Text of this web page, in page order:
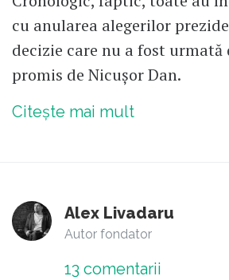
cu anularea alegerilor
decizie care nu a fost
promis de Nicușor Dan.
Citește mai mult
Alex Livadaru
Autor fondator
13 comentarii